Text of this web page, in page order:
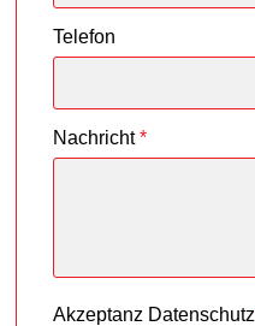
Telefon
Nachricht *
Akzeptanz Datenschutz